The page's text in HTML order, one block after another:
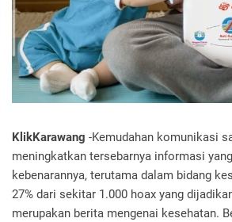
KlikKarawang -Kemudahan komunikasi
meningkatkan tersebarnya informasi
kebenarannya, terutama dalam bidang
27% dari sekitar 1.000 hoax yang
merupakan berita mengenai kesehatan.